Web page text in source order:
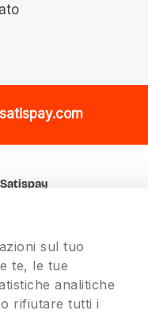
sul tuo
te, le tue
analitiche
rifiutare tutti i